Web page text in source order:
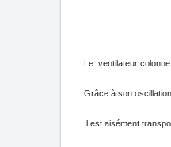
Le  ventilateur
Grâce à son
Il est aisément